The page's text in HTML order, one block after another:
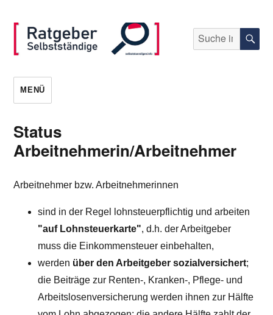
selbststaendigen.info
Suche
nach:
MENÜ
Status
Arbeitnehmerin/Arbeitnehmer
Arbeitnehmer bzw. Arbeitnehmerinnen
sind in der Regel lohnsteuerpflichtig und arbeiten
"auf Lohnsteuerkarte", d.h. der Arbeitgeber
muss die Einkommensteuer einbehalten,
werden über den Arbeitgeber sozialversichert;
die Beiträge zur Renten-, Kranken-, Pflege- und
Arbeitslosenversicherung werden ihnen zur Hälfte